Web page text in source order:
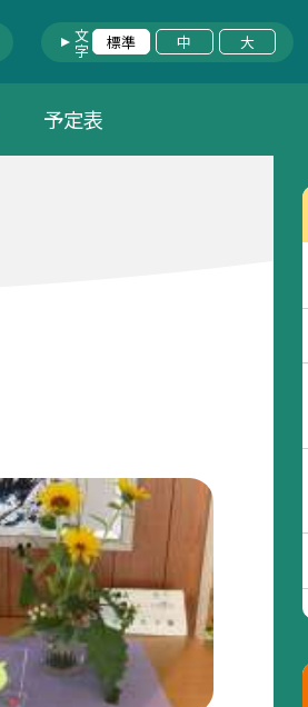
文字 標準 中 大
予定表